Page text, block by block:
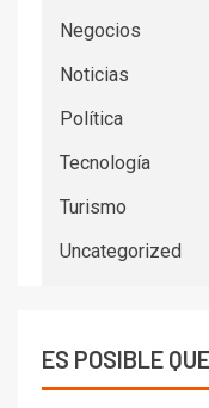
Negocios
Noticias
Política
Tecnología
Turismo
Uncategorized
ES POSIBLE